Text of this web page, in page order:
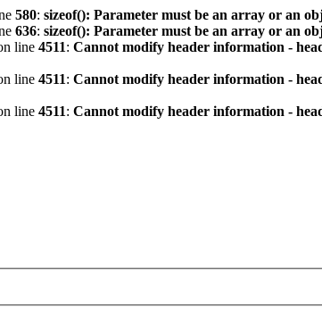
580: sizeof(): Parameter must be an array or an
636: sizeof(): Parameter must be an array or an
line 4511: Cannot modify header information -
line 4511: Cannot modify header information -
line 4511: Cannot modify header information -